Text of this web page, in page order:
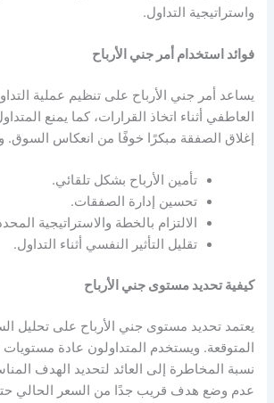
واستراتيجية التداول.
فوائد استخدام أمر جني الأرباح
يساعد أمر جني الأرباح على تنظيم عملية
العاطفي أثناء اتخاذ القرارات، كما يمنع
إغلاق الصفقة مبكرًا خوفًا من انعكاس السوق.
تأمين الأرباح بشكل تلقائي.
تحسين إدارة الصفقات.
الالتزام بالخطة والاستراتيجية
تقليل التأثير النفسي أثناء التداول.
كيفية تحديد مستوى جني الأرباح
يعتمد تحديد مستوى جني الأرباح على تحليل
المتوقعة. ويستخدم المتداولون عادة مستويات
نسبة المخاطرة إلى العائد لتحديد الهدف
عدم وضع هدف قريب جدًا من السعر الحالي حتى